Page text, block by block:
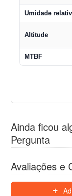
Umidade
Altitude
MTBF
Ainda ficou
Pergunta
Avaliações e